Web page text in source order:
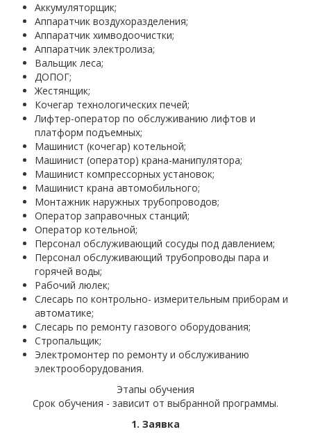
Аккумуляторщик;
Аппаратчик воздухоразделения;
Аппаратчик химводоочистки;
Аппаратчик электролиза;
Вальщик леса;
ДОПОГ;
Жестянщик;
Кочегар технологических печей;
Лифтер-оператор по обслуживанию лифтов и
платформ подъемных;
Машинист (кочегар) котельной;
Машинист (оператор) крана-манипулятора;
Машинист компрессорных установок;
Машинист крана автомобильного;
Монтажник наружных трубопроводов;
Оператор заправочных станций;
Оператор котельной;
Персонал обслуживающий сосуды под давлением;
Персонал обслуживающий трубопроводы пара и
горячей воды;
Рабочий люлек;
Слесарь по контрольно- измерительным приборам и
автоматике;
Слесарь по ремонту газового оборудования;
Стропальщик;
Электромонтер по ремонту и обслуживанию
электрооборудования.
Этапы обучения
Срок обучения - зависит от выбранной программы.
1. Заявка